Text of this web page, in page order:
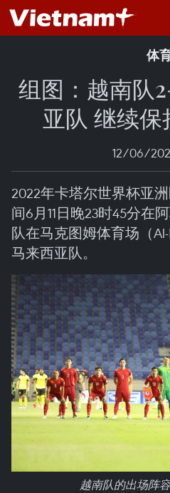
体
组图：越南队
亚队 继续
12/06/
2022年卡塔尔世界杯亚
间6月11日晚23时45分在
队在马克图姆体育场（
马来西亚队。
越南队的出场阵